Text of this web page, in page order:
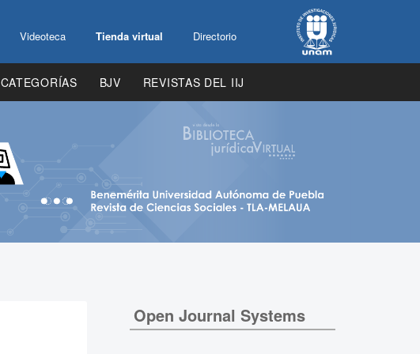
Videoteca Tienda virtual Directorio
CATEGORÍAS BJV REVISTAS DEL IIJ
Open Journal Systems